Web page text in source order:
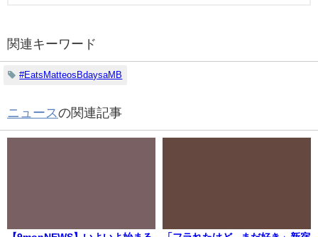
関連キーワード
#EatsMatteosBdaysaMB
ニュースの関連記事